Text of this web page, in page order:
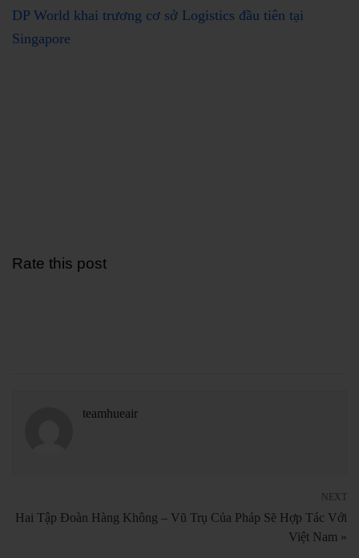
DP World khai trương cơ sở Logistics đầu tiên tại
Singapore
Rate this post
teamhueair
NEXT
Hai Tập Đoàn Hàng Không – Vũ Trụ Của Pháp Sẽ Hợp Tác Với
Việt Nam »